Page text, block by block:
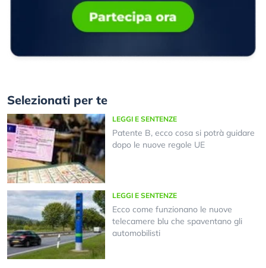
Selezionati per te
LEGGI E SENTENZE
Patente B, ecco cosa si potrà guidare
dopo le nuove regole UE
LEGGI E SENTENZE
Ecco come funzionano le nuove
telecamere blu che spaventano gli
automobilisti